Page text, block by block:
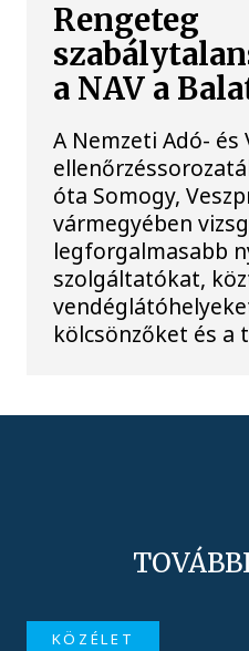
Rengeteg
a NAV a
A Nemzeti Adó-
óta Somogy,
vármegyében
legforgalmasabb
szolgáltatókat,
kölcsönzőket és a
KÖZÉLET